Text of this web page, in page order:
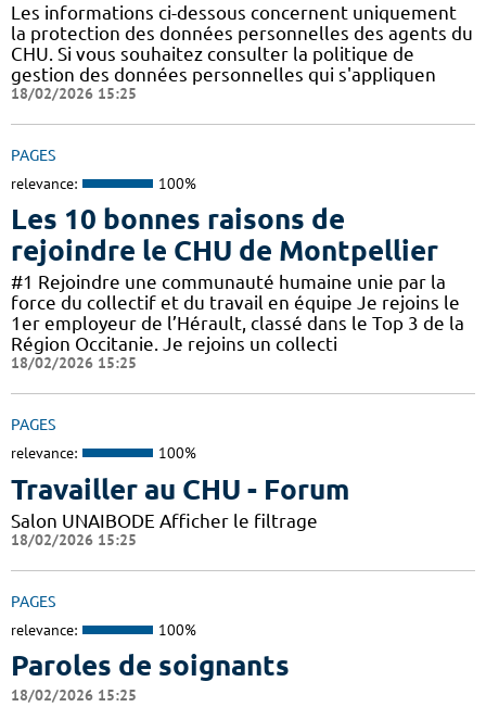
Les informations ci-dessous concernent uniquement
la protection des données personnelles des agents du
CHU. Si vous souhaitez consulter la politique de
gestion des données personnelles qui s'appliquen
18/02/2026 15:25
PAGES
relevance: 100%
Les 10 bonnes raisons de
rejoindre le CHU de Montpellier
#1 Rejoindre une communauté humaine unie par la
force du collectif et du travail en équipe Je rejoins le
1er employeur de l’Hérault, classé dans le Top 3 de la
Région Occitanie. Je rejoins un collecti
18/02/2026 15:25
PAGES
relevance: 100%
Travailler au CHU - Forum
Salon UNAIBODE Afficher le filtrage
18/02/2026 15:25
PAGES
relevance: 100%
Paroles de soignants
18/02/2026 15:25